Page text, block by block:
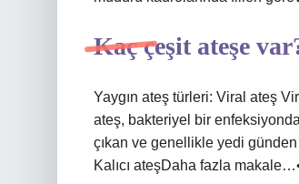
Kaç çeşit ateşe
Yaygın ateş türleri: Viral ateş
ateş, bakteriyel bir
çıkan ve genellikle yedi
Kalıcı ateşDaha fazla